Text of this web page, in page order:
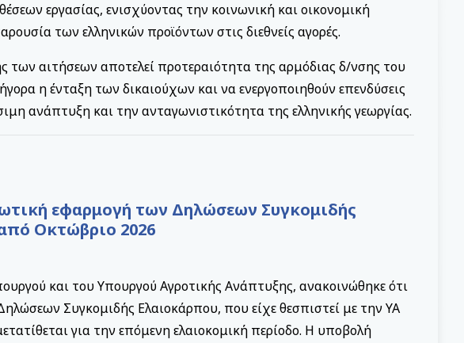
εργασίας, ενισχύοντας την κοινωνική και οικονομική
των ελληνικών προϊόντων στις διεθνείς αγορές.
των αιτήσεων αποτελεί προτεραιότητα της αρμόδιας δ/νσης του
η ένταξη των δικαιούχων και να ενεργοποιηθούν επενδύσεις
ανάπτυξη και την ανταγωνιστικότητα της ελληνικής γεωργίας.
εφαρμογή των Δηλώσεων Συγκομιδής
Οκτώβριο 2026
και του Υπουργού Αγροτικής Ανάπτυξης, ανακοινώθηκε ότι
Συγκομιδής Ελαιοκάρπου, που είχε θεσπιστεί με την ΥΑ
για την επόμενη ελαιοκομική περίοδο. Η υποβολή